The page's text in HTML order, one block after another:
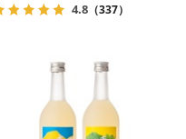
4.8 （337）